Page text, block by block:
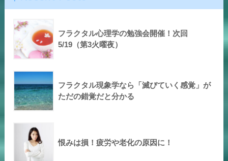
フラクタル心理学の勉強会開催！次回
5/19（第3火曜夜）
フラクタル現象学なら「滅びていく感覚」が
ただの錯覚だと分かる
恨みは損！疲労や老化の原因に！